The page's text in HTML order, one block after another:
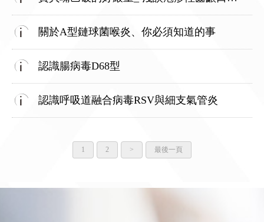
關於A型鏈球菌喉炎、你必須知道的事
認識腸病毒D68型
認識呼吸道融合病毒RSV與細支氣管炎
1 2 > 最後一頁